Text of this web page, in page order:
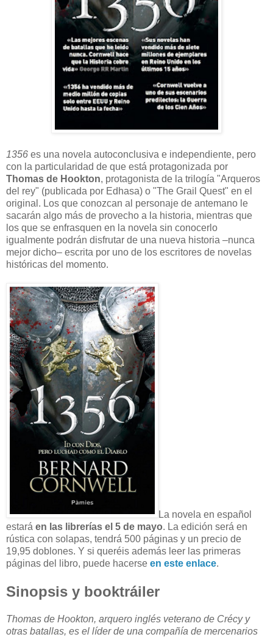
1356 es una novela autoconclusiva e independiente, pero
con la particularidad de que está protagonizada por
Thomas de Hookton, protagonista de la trilogía "Arqueros
del rey" (publicada por Edhasa) o "The Grail Quest" en el
original. Los que conozcan al personaje de antemano le
sacarán algo más de provecho a la historia, mientras que
los que se enfrasquen en la novela sin conocerlo
igualmente podrán disfrutar de una nueva historia –nunca
mejor dicho– escrita por uno de los escritores de novelas
históricas del momento.
La novela en español
estará en las librerías el 5 de mayo. La edición será en
rústica con solapas, tendrá 500 páginas y un precio de
19,95 doblones. Y si queréis además leer las primeras
páginas del libro, puede hacerse en este enlace.
Sinopsis y booktráiler
Thomas de Hookton, arquero inglés veterano de Crécy y
otras batallas, es el líder de una compañía de mercenarios